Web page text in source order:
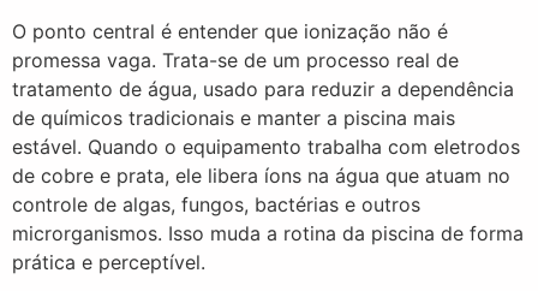
O ponto central é entender que ionização não é
promessa vaga. Trata-se de um processo real de
tratamento de água, usado para reduzir a dependência
de químicos tradicionais e manter a piscina mais
estável. Quando o equipamento trabalha com eletrodos
de cobre e prata, ele libera íons na água que atuam no
controle de algas, fungos, bactérias e outros
microrganismos. Isso muda a rotina da piscina de forma
prática e perceptível.